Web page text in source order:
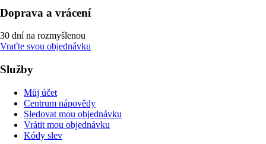
Doprava a vrácení
30 dní na rozmyšlenou
Vraťte svou objednávku
Služby
Můj účet
Centrum nápovědy
Sledovat mou objednávku
Vrátit mou objednávku
Kódy slev